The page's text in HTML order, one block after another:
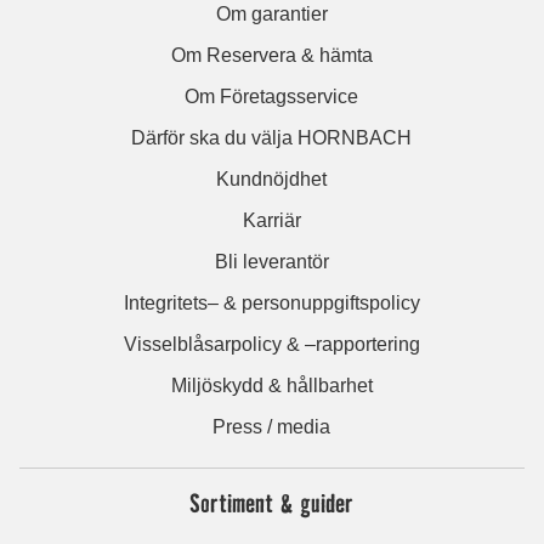
Om garantier
Om Reservera & hämta
Om Företagsservice
Därför ska du välja HORNBACH
Kundnöjdhet
Karriär
Bli leverantör
Integritets– & personuppgiftspolicy
Visselblåsarpolicy & –rapportering
Miljöskydd & hållbarhet
Press / media
Sortiment & guider